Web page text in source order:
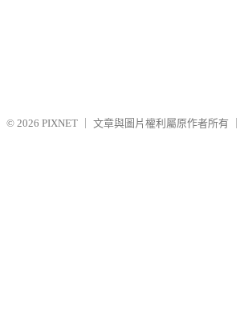
© 2026 PIXNET 文章與圖片權利屬原作者所有